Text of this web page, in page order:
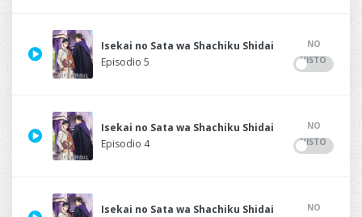
Isekai no Sata wa Shachiku Shidai
Episodio 5
NO
VISTO
Isekai no Sata wa Shachiku Shidai
Episodio 4
NO
VISTO
Isekai no Sata wa Shachiku Shidai
NO